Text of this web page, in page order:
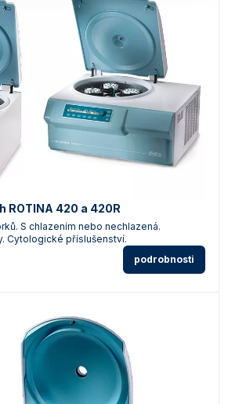
ROTINA 420 a 420R
S chlazením nebo nechlazená.
Cytologické příslušenství.
podrobnosti